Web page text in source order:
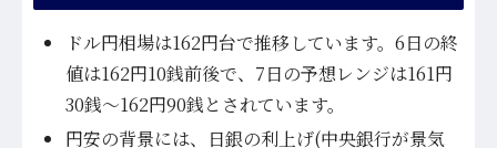
ドル円相場は162円台で推移しています。6日の終
値は162円10銭前後で、7日の予想レンジは161円
30銭〜162円90銭とされています。
円安の背景には、日銀の利上げ(中央銀行が景気